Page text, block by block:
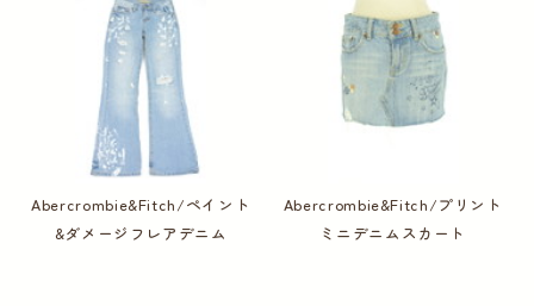
Abercrombie&Fitch/ペイント
&ダメージフレアデニム
Abercrombie&Fitch/プリント
ミニデニムスカート